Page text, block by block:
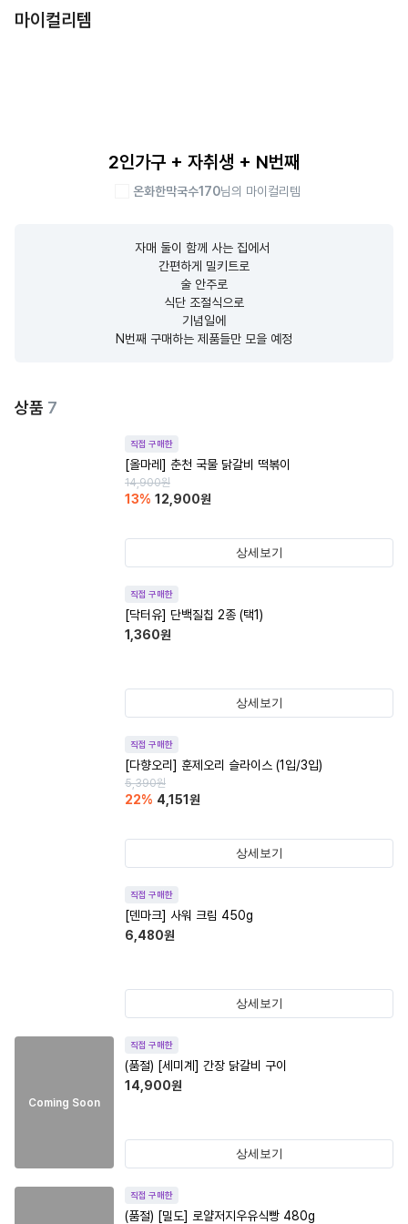
마이컬리템
2인가구 + 자취생 + N번째
온화한막국수170님의 마이컬리템
자매 둘이 함께 사는 집에서
간편하게 밀키트로
술 안주로
식단 조절식으로
기념일에
N번째 구매하는 제품들만 모을 예정
상품 7
직접 구매한
[올마레] 춘천 국물 닭갈비 떡볶이
14,900원
13% 12,900원
상세보기
직접 구매한
[닥터유] 단백질칩 2종 (택1)
1,360원
상세보기
직접 구매한
[다향오리] 훈제오리 슬라이스 (1입/3입)
5,390원
22% 4,151 원
상세보기
직접 구매한
[덴마크] 사워 크림 450g
6,480원
상세보기
Coming Soon
직접 구매한
(품절) [세미계] 간장 닭갈비 구이
14,900원
상세보기
직접 구매한
(품절) [밀도] 로얄저지우유식빵 480g